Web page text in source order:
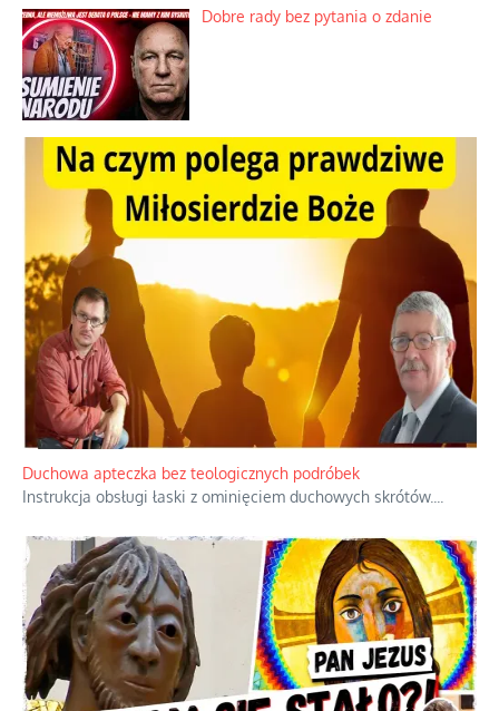
Dobre rady bez pytania o zdanie
Duchowa apteczka bez teologicznych podróbek
Instrukcja obsługi łaski z ominięciem duchowych skrótów.